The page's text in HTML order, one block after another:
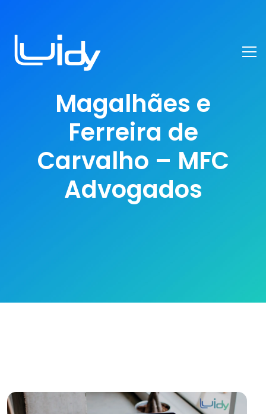
Magalhães e
Ferreira de
Carvalho – MFC
Advogados